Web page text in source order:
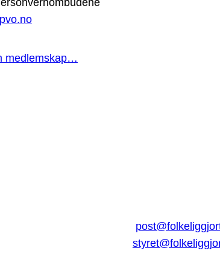
pvo.no
medlemskap…